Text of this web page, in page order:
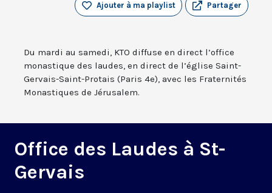
Partager
Ajouter à ma playlist
Du mardi au samedi, KTO diffuse en direct l’office
monastique des laudes, en direct de l’église Saint-
Gervais-Saint-Protais (Paris 4e), avec les Fraternités
Monastiques de Jérusalem.
Office des Laudes à St-
Gervais